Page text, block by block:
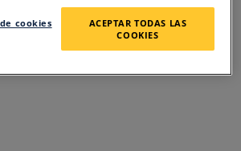
FOR THE
INCONVENIENCE
cookies
ACEPTAR TODAS LAS
COOKIES